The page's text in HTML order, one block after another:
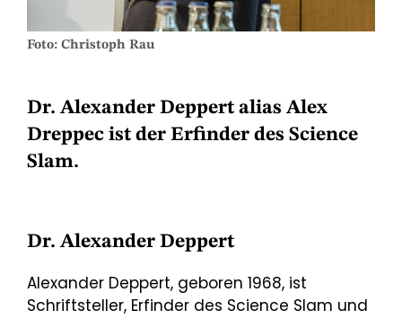
Foto: Christoph Rau
Dr. Alexander Deppert alias Alex
Dreppec ist der Erfinder des Science
Slam.
Dr. Alexander Deppert
Alexander Deppert, geboren 1968, ist
Schriftsteller, Erfinder des Science Slam und